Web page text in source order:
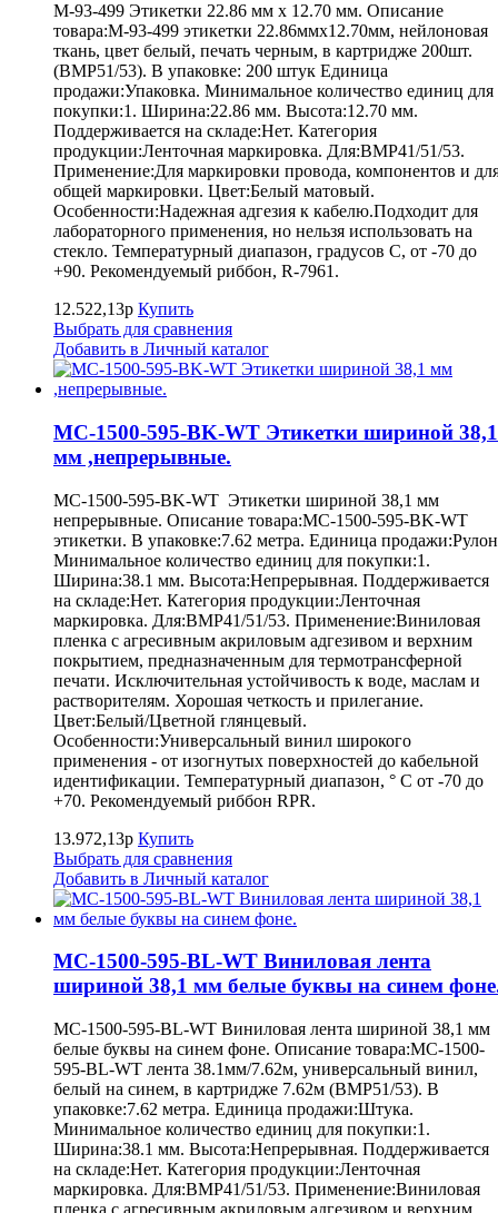
M-93-499 Этикетки 22.86 мм х 12.70 мм. Описание
товара:M-93-499 этикетки 22.86ммх12.70мм, нейлоновая
ткань, цвет белый, печать черным, в картридже 200шт.
(BMP51/53). В упаковке: 200 штук Единица
продажи:Упаковка. Минимальное количество единиц для
покупки:1. Ширина:22.86 мм. Высота:12.70 мм.
Поддерживается на складе:Нет. Категория
продукции:Ленточная маркировка. Для:BMP41/51/53.
Применение:Для маркировки провода, компонентов и
общей маркировки. Цвет:Белый матовый.
Особенности:Надежная адгезия к кабелю.Подходит для
лабораторного применения, но нельзя использовать на
стекло. Температурный диапазон, градусов С, от -70 до
+90. Рекомендуемый риббон, R-7961.
12.522,13р Купить
Выбрать для сравнения
Добавить в Личный каталог
MC-1500-595-BK-WT Этикетки шириной 38,1
мм ,непрерывные.
MC-1500-595-BK-WT Этикетки шириной 38,1 мм
непрерывные. Описание товара:MC-1500-595-BK-WT
этикетки. В упаковке:7.62 метра. Единица
Минимальное количество единиц для покупки:1.
Ширина:38.1 мм. Высота:Непрерывная. Поддерживается
на складе:Нет. Категория продукции:Ленточная
маркировка. Для:BMP41/51/53. Применение:Виниловая
пленка с агресивным акриловым адгезивом и верхним
покрытием, предназначенным для термотрансферной
печати. Исключительная устойчивость к воде, маслам и
растворителям. Хорошая четкость и прилегание.
Цвет:Белый/Цветной глянцевый.
Особенности:Универсальный винил широкого
применения - от изогнутых поверхностей до кабельной
идентификации. Температурный диапазон, ° С от -70 до
+70. Рекомендуемый риббон RPR.
13.972,13р Купить
Выбрать для сравнения
Добавить в Личный каталог
MC-1500-595-BL-WT Виниловая лента
шириной 38,1 мм белые буквы на синем
MC-1500-595-BL-WT Виниловая лента шириной 38,1 мм
белые буквы на синем фоне. Описание товара:MC-1500-
595-BL-WT лента 38.1мм/7.62м, универсальный винил,
белый на синем, в картридже 7.62м (BMP51/53). В
упаковке:7.62 метра. Единица продажи:Штука.
Минимальное количество единиц для покупки:1.
Ширина:38.1 мм. Высота:Непрерывная. Поддерживается
на складе:Нет. Категория продукции:Ленточная
маркировка. Для:BMP41/51/53. Применение:Виниловая